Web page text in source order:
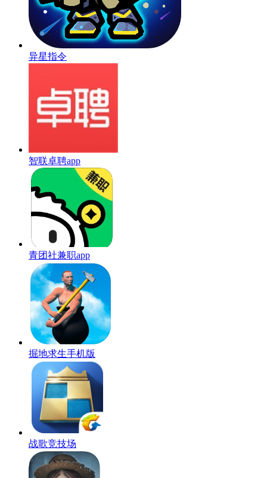
异星指令
智联卓聘app
青团社兼职app
掘地求生手机版
战歌竞技场